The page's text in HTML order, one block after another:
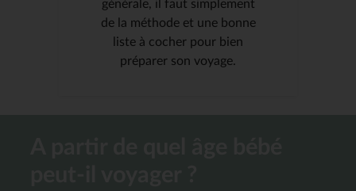
générale, il faut simplement
de la méthode et une bonne
liste à cocher pour bien
préparer son voyage.